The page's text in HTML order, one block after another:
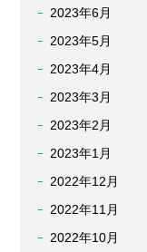
2023年6月
2023年5月
2023年4月
2023年3月
2023年2月
2023年1月
2022年12月
2022年11月
2022年10月